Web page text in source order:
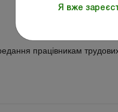
працівникам
Я вже